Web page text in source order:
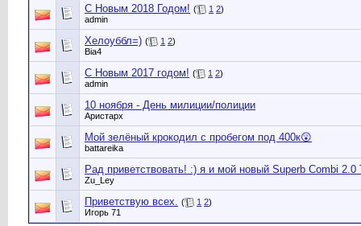
С Новым 2018 Годом! ( 1 2)
admin
Хелоуббл=) ( 1 2)
Bia4
С Новым 2017 годом! ( 1 2)
admin
10 ноября - День милиции/полиции
Аристарх
Мой зелёный крокодил с пробегом под 400к😲
battareika
Рад приветствовать! :) я и мой новый Superb Combi 2.0
Zu_Ley
Приветствую всех. ( 1 2)
Игорь 71